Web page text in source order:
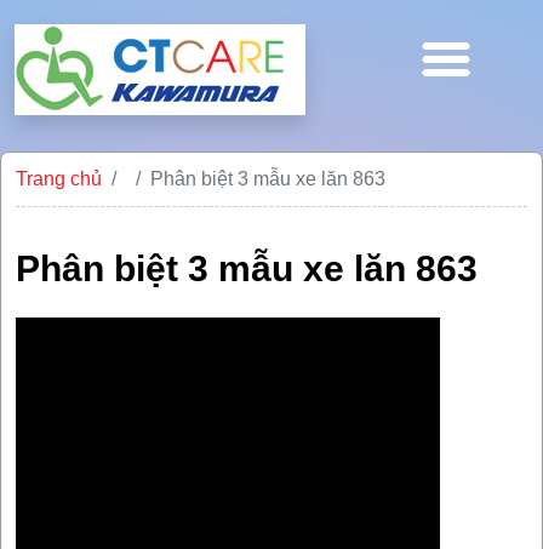
Trang chủ Phân biệt 3 mẫu xe lăn 863
Phân biệt 3 mẫu xe lăn 863